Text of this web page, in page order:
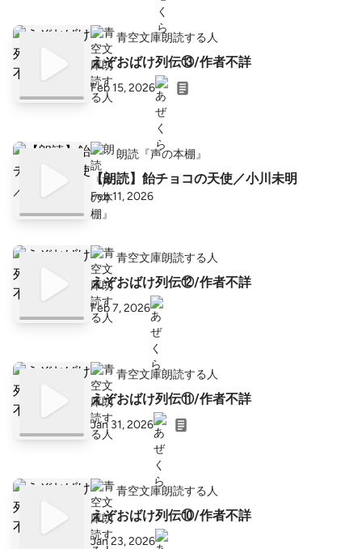
青空文庫朗読する人
えぞおばけ列伝⑬/作者不詳
Feb 15, 2026
朗読『声の本棚』
【朗読】飴チョコの天使／小川未明
Feb 11, 2026
青空文庫朗読する人
えぞおばけ列伝⑫/作者不詳
Feb 7, 2026
青空文庫朗読する人
えぞおばけ列伝⑪/作者不詳
Jan 31, 2026
青空文庫朗読する人
えぞおばけ列伝⑩/作者不詳
Jan 23, 2026